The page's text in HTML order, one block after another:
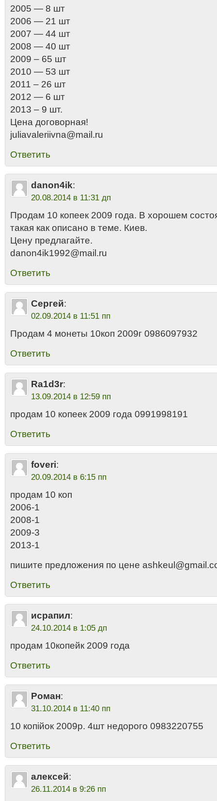
2005 — 8 шт
2006 — 21 шт
2007 — 44 шт
2008 — 40 шт
2009 – 65 шт
2010 — 53 шт
2011 – 26 шт
2012 — 6 шт
2013 – 9 шт.
Цена договорная!
juliavaleriivna@mail.ru
Ответить
danon4ik:
20.08.2014 в 11:31 дп
Продам 10 копеек 2009 года. В хорошем
такая как описано в теме. Киев.
Цену предлагайте.
danon4ik1992@mail.ru
Ответить
Сергей:
02.09.2014 в 11:51 пп
Продам 4 монеты 10коп 2009г 0986097932
Ответить
Ra1d3r:
13.09.2014 в 12:59 пп
продам 10 копеек 2009 года 0991998191
Ответить
foveri:
20.09.2014 в 6:15 пп
продам 10 коп
2006-1
2008-1
2009-3
2013-1
пишите предложения по цене
Ответить
исрапил:
24.10.2014 в 1:05 дп
продам 10копейк 2009 года
Ответить
Роман:
31.10.2014 в 11:40 пп
10 копійок 2009р. 4шт недорого 0983220755
Ответить
алексей:
26.11.2014 в 9:26 пп